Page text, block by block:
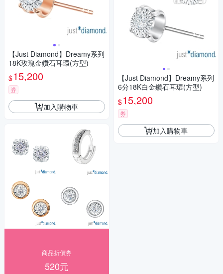
【Just Diamond】Dreamy系列
18K玫瑰金鑽石耳環(方型)
$15,200
券
加入購物車
商品折價券
520元
【Just Diamond】Dreamy系列
6分18K白金鑽石耳環(方型)
$15,200
券
加入購物車